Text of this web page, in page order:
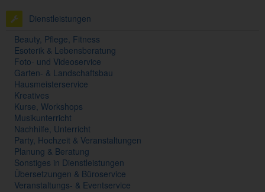
Dienstleistungen
Beauty, Pflege, Fitness
Esoterik & Lebensberatung
Foto- und Videoservice
Garten- & Landschaftsbau
Hausmeisterservice
Kreatives
Kurse, Workshops
Musikunterricht
Nachhilfe, Unterricht
Party, Hochzeit & Veranstaltungen
Planung & Beratung
Sonstiges in Dienstleistungen
Übersetzungen & Büroservice
Veranstaltungs- & Eventservice